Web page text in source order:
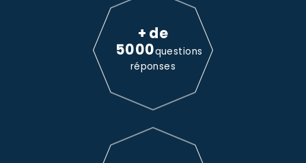
+ de
5000questions
réponses